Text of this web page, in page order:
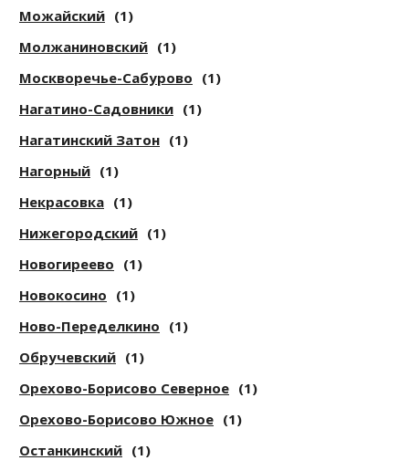
Можайский (1)
Молжаниновский (1)
Москворечье-Сабурово (1)
Нагатино-Садовники (1)
Нагатинский Затон (1)
Нагорный (1)
Некрасовка (1)
Нижегородский (1)
Новогиреево (1)
Новокосино (1)
Ново-Переделкино (1)
Обручевский (1)
Орехово-Борисово Северное (1)
Орехово-Борисово Южное (1)
Останкинский (1)